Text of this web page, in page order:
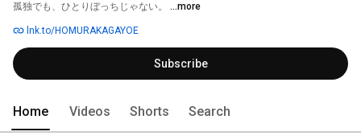
孤独でも、ひとりぼっちじゃない。 ...more
lnk.to/HOMURAKAGAYOE
Subscribe
Home Videos Shorts Search